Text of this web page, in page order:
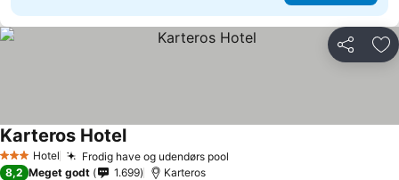
Del
3 StjernerHotel Frodig have og udendørs pool
Karteros Hotel
8,2 Meget godt 1.699 Karteros